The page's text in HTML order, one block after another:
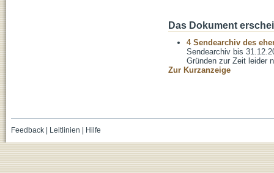
Das Dokument
4 Sendearchiv des
Sendearchiv bis
Gründen zur Zeit leider
Zur Kurzanzeige
Feedback| Leitlinien Hilfe